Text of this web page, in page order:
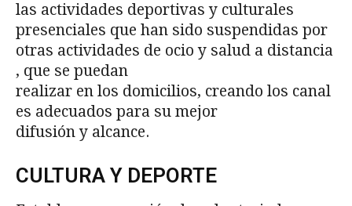
las actividades deportivas y culturales
presenciales que han sido suspendidas por
otras actividades de ocio y salud a distancia
, que se puedan
realizar en los domicilios, creando los canal
es adecuados para su mejor
difusión y alcance.
CULTURA Y DEPORTE